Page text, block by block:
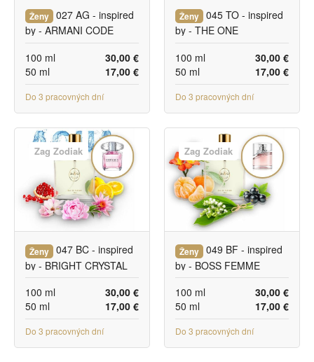
Ženy 027 AG - inspired
by - ARMANI CODE
30,00 €
100 ml
17,00 €
50 ml
Do 3 pracovných dní
Ženy 045 TO - inspired
by - THE ONE
30,00 €
100 ml
17,00 €
50 ml
Do 3 pracovných dní
Zag Zodiak
Ženy 047 BC - inspired
by - BRIGHT CRYSTAL
30,00 €
100 ml
17,00 €
50 ml
Do 3 pracovných dní
Zag Zodiak
Ženy 049 BF - inspired
by - BOSS FEMME
30,00 €
100 ml
17,00 €
50 ml
Do 3 pracovných dní